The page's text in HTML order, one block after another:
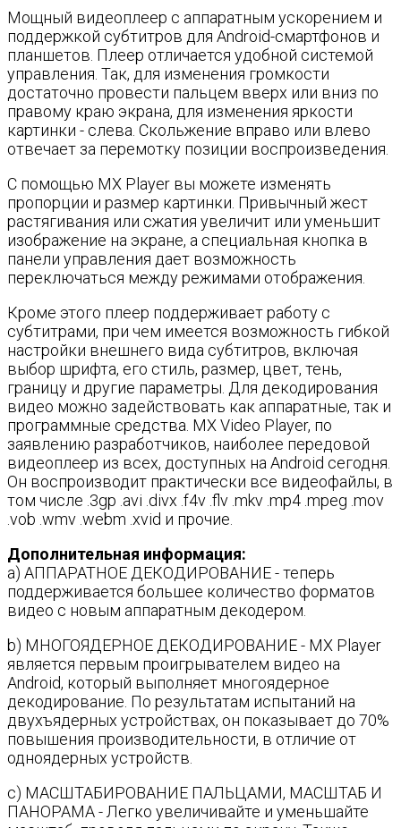
Мощный видеоплеер с аппаратным ускорением и
поддержкой субтитров для Android-смартфонов и
планшетов. Плеер отличается удобной системой
управления. Так, для изменения громкости
достаточно провести пальцем вверх или вниз по
правому краю экрана, для изменения яркости
картинки - слева. Скольжение вправо или влево
отвечает за перемотку позиции воспроизведения.
С помощью MX Player вы можете изменять
пропорции и размер картинки. Привычный жест
растягивания или сжатия увеличит или уменьшит
изображение на экране, а специальная кнопка в
панели управления дает возможность
переключаться между режимами отображения.
Кроме этого плеер поддерживает работу с
субтитрами, при чем имеется возможность гибкой
настройки внешнего вида субтитров, включая
выбор шрифта, его стиль, размер, цвет, тень,
границу и другие параметры. Для декодирования
видео можно задействовать как аппаратные, так и
программные средства. MX Video Player, по
заявлению разработчиков, наиболее передовой
видеоплеер из всех, доступных на Android сегодня.
Он воспроизводит практически все видеофайлы, в
том числе .3gp .avi .divx .f4v .flv .mkv .mp4 .mpeg .mov
.vob .wmv .webm .xvid и прочие.
Дополнительная информация:
a) АППАРАТНОЕ ДЕКОДИРОВАНИЕ - теперь
поддерживается большее количество форматов
видео с новым аппаратным декодером.
b) МНОГОЯДЕРНОЕ ДЕКОДИРОВАНИЕ - MX Player
является первым проигрывателем видео на
Android, который выполняет многоядерное
декодирование. По результатам испытаний на
двухъядерных устройствах, он показывает до 70%
повышения производительности, в отличие от
одноядерных устройств.
c) МАСШТАБИРОВАНИЕ ПАЛЬЦАМИ, МАСШТАБ И
ПАНОРАМА - Легко увеличивайте и уменьшайте